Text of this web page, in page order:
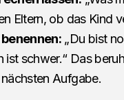
Eltern, ob das Kind
„Du bist
ist schwer.“ Das
Aufgabe.